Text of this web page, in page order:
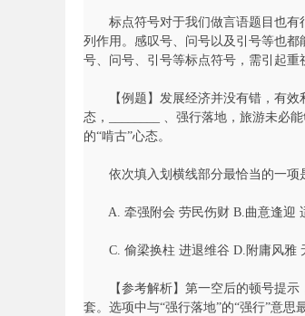
标点符号对于我们做言语题目也有
列作用。感叹号、问号以及引号等也
号、问号、引号等标点符号，需引起重
【例题】发展经济并没有错，有效
态，________ 、强行落地，旅游未必
的“啃古”心态。
依次填入划横线部分最恰当的一项
A. 牵强附会 劳民伤财 B.曲意逢迎
C. 偷梁换柱 进退维谷 D.附庸风雅
【参考解析】第一空后的顿号提示，
套。选项中与“强行落地”的“强行”意思